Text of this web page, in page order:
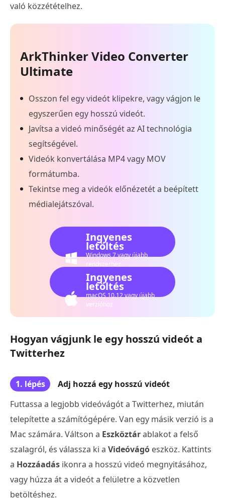
való közzétételhez.
ArkThinker Video Converter
Ultimate
Osszon fel egy videót klipekre, vagy vágjon le
egyszerűen egy hosszú videót.
Javítsa a videó minőségét az AI technológia
segítségével.
Videók konvertálása MP4 vagy MOV
formátumba.
Tekintse meg a videók előnézetét a beépített
médialejátszóval.
Ingyenes
letöltés
Windows 7 vagy újabb
rendszerhez
Ingyenes
letöltés
macOS 10.12 vagy újabb
verzióhoz
Hogyan vágjunk le egy hosszú videót a
Twitterhez
1. lépés
Adj hozzá egy hosszú videót
Futtassa a legjobb videóvágót a Twitterhez, miután
telepítette a számítógépére. Van egy másik verzió is a
Mac számára. Váltson a Eszköztárablakot a felső
szalagról, és válassza ki a Videóvágó eszköz. Kattints
a Hozzáadás ikonra a hosszú videó megnyitásához,
vagy húzza át a videót a felületre a közvetlen
betöltéshez.